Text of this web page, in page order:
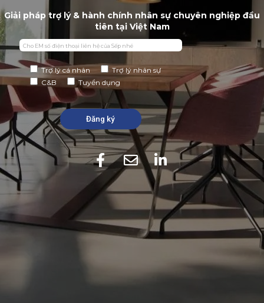
Giải pháp trợ lý & hành chính nhân sự chuyên nghiệp đầu
tiên tại Việt Nam
Trợ lý cá nhân
Trợ lý nhân sự
C&B
Tuyển dụng